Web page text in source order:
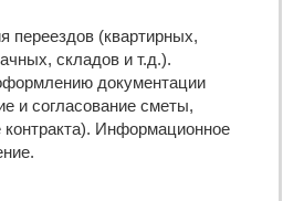
переездов (квартирных,
складов и т.д.).
документации
и согласование сметы,
контракта). Информационное